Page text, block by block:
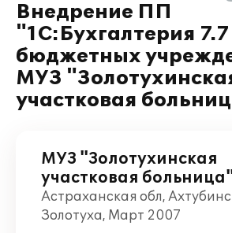
Внедрение ПП
"1С:Бухгалтерия 7.7
бюджетных
МУЗ
участковая
МУЗ "Золотухинская
участковая
Астраханская обл,
Золотуха, Март 2007